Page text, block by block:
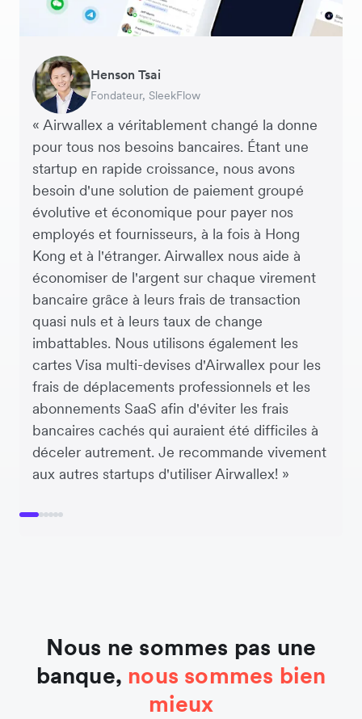
« Airwallex a véritablement changé la donne
pour tous nos besoins bancaires. Étant une
startup en rapide croissance, nous avons
besoin d'une solution de paiement groupé
évolutive et économique pour payer nos
employés et fournisseurs, à la fois à Hong
Kong et à l'étranger. Airwallex nous aide à
économiser de l'argent sur chaque virement
bancaire grâce à leurs frais de transaction
quasi nuls et à leurs taux de change
imbattables. Nous utilisons également les
cartes Visa multi-devises d'Airwallex pour les
frais de déplacements professionnels et les
abonnements SaaS afin d'éviter les frais
bancaires cachés qui auraient été difficiles à
déceler autrement. Je recommande vivement
aux autres startups d'utiliser Airwallex! »
Henson Tsai
Fondateur, SleekFlow
Sarah Chang
Co-fondatrice & COO, Forkast.News
George van Dyck
Technologique
Murray Kester
PDG, Cosmetics Now – eCommerce
Warren Durling
Digitale
Andrew Ford and Rosa-Clare Willis
Co-fondateurs, Crockd – eCommerce
Nous ne sommes pas une
banque, nous sommes bien
mieux